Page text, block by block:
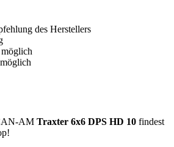
des Herstellers
AM Traxter 6x6 DPS HD 10 findest